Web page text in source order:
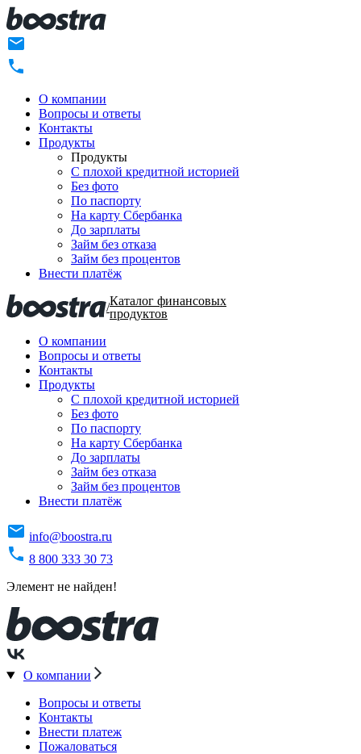
О компании
Вопросы и ответы
Контакты
Продукты
Продукты
C плохой кредитной историей
Без фото
По паспорту
На карту Сбербанка
До зарплаты
Займ без отказа
Займ без процентов
Внести платёж
/Каталог финансовых
продуктов
О компании
Вопросы и ответы
Контакты
Продукты
C плохой кредитной историей
Без фото
По паспорту
На карту Сбербанка
До зарплаты
Займ без отказа
Займ без процентов
Внести платёж
info@boostra.ru
8 800 333 30 73
Элемент не найден!
О компании
Вопросы и ответы
Контакты
Внести платеж
Пожаловаться